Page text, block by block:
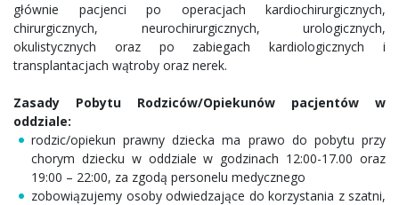
głównie pacjenci po operacjach kardiochirurgicznych,
chirurgicznych, neurochirurgicznych, urologicznych,
okulistycznych oraz po zabiegach kardiologicznych i
transplantacjach wątroby oraz nerek.
Zasady Pobytu Rodziców/Opiekunów pacjentów w
oddziale:
rodzic/opiekun prawny dziecka ma prawo do pobytu przy
chorym dziecku w oddziale w godzinach 12:00-17.00 oraz
19:00 – 22:00, za zgodą personelu medycznego
zobowiązujemy osoby odwiedzające do korzystania z szatni,